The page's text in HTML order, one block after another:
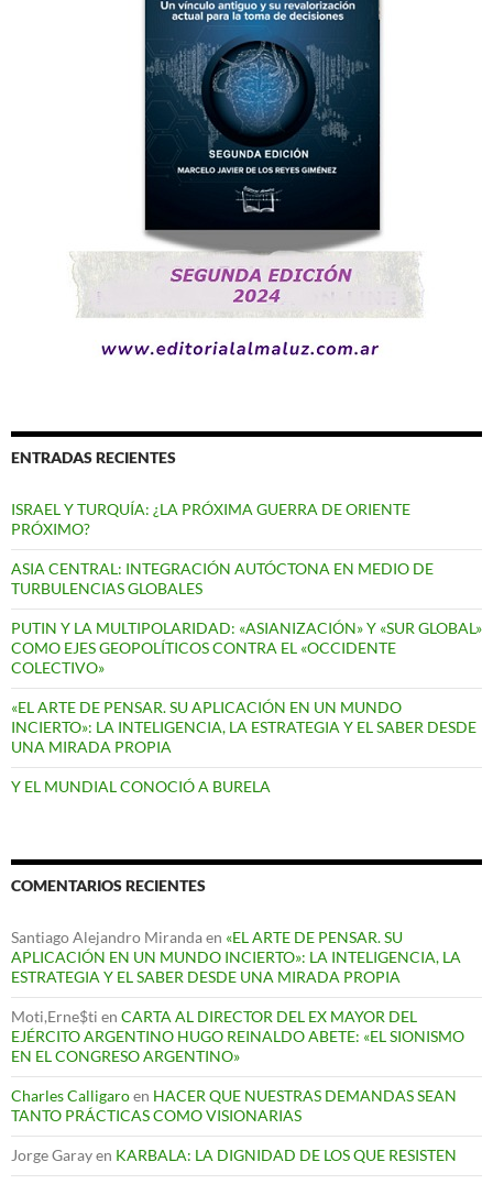
ENTRADAS RECIENTES
ISRAEL Y TURQUÍA: ¿LA PRÓXIMA GUERRA DE ORIENTE
PRÓXIMO?
ASIA CENTRAL: INTEGRACIÓN AUTÓCTONA EN MEDIO DE
TURBULENCIAS GLOBALES
PUTIN Y LA MULTIPOLARIDAD: «ASIANIZACIÓN» Y «SUR GLOBAL»
COMO EJES GEOPOLÍTICOS CONTRA EL «OCCIDENTE
COLECTIVO»
«EL ARTE DE PENSAR. SU APLICACIÓN EN UN MUNDO
INCIERTO»: LA INTELIGENCIA, LA ESTRATEGIA Y EL SABER DESDE
UNA MIRADA PROPIA
Y EL MUNDIAL CONOCIÓ A BURELA
COMENTARIOS RECIENTES
Santiago Alejandro Mirandaen «EL ARTE DE PENSAR. SU
APLICACIÓN EN UN MUNDO INCIERTO»: LA INTELIGENCIA, LA
ESTRATEGIA Y EL SABER DESDE UNA MIRADA PROPIA
Moti,Erne$ti en CARTA AL DIRECTOR DEL EX MAYOR DEL
EJÉRCITO ARGENTINO HUGO REINALDO ABETE: «EL SIONISMO
EN EL CONGRESO ARGENTINO»
Charles Calligaroen HACER QUE NUESTRAS DEMANDAS SEAN
TANTO PRÁCTICAS COMO VISIONARIAS
Jorge Garayen KARBALA: LA DIGNIDAD DE LOS QUE RESISTEN